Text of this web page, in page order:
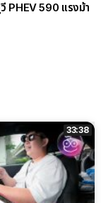
PHEV 590 แรงม้า
33:38